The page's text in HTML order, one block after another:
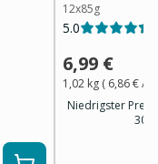
12x85g
5.0
6,99 €
1,02 kg ( 6,86 €/ 1
Niedrigster Preis
30